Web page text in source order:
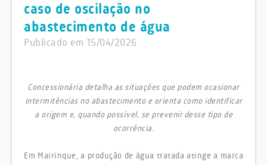
caso de oscilação no
abastecimento de água
Publicado em 15/04/2026
Concessionária detalha as situações que podem ocasionar
intermitências no abastecimento e orienta como identificar
a origem e, quando possível, se prevenir desse tipo de
ocorrência.
Em Mairinque, a produção de água tratada atinge a marca